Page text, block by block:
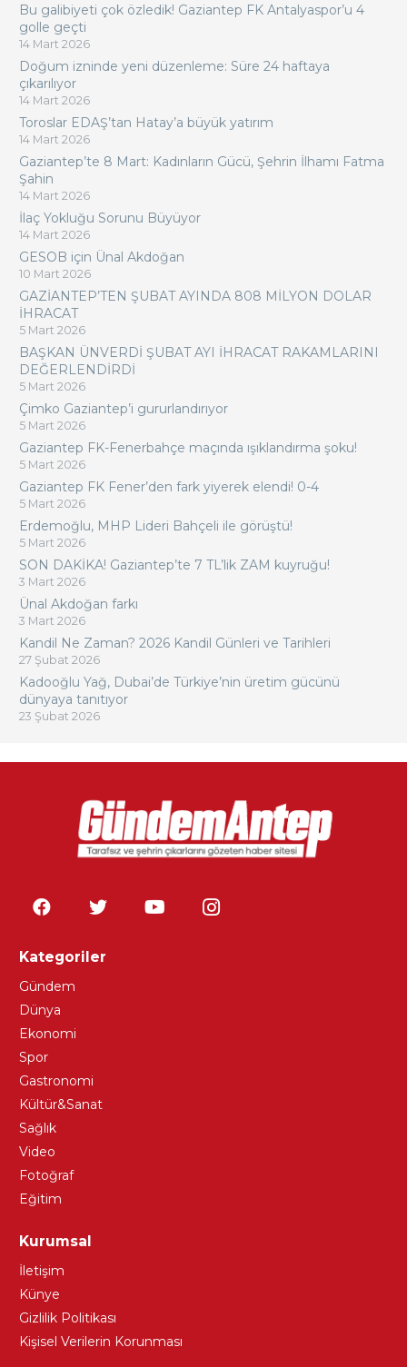
Bu galibiyeti çok özledik! Gaziantep FK Antalyaspor’u 4
golle geçti
14 Mart 2026
Doğum izninde yeni düzenleme: Süre 24 haftaya
çıkarılıyor
14 Mart 2026
Toroslar EDAŞ’tan Hatay’a büyük yatırım
14 Mart 2026
Gaziantep’te 8 Mart: Kadınların Gücü, Şehrin İlhamı Fatma
Şahin
14 Mart 2026
İlaç Yokluğu Sorunu Büyüyor
14 Mart 2026
GESOB için Ünal Akdoğan
10 Mart 2026
GAZİANTEP’TEN ŞUBAT AYINDA 808 MİLYON DOLAR
İHRACAT
5 Mart 2026
BAŞKAN ÜNVERDİ ŞUBAT AYI İHRACAT RAKAMLARINI
DEĞERLENDİRDİ
5 Mart 2026
Çimko Gaziantep’i gururlandırıyor
5 Mart 2026
Gaziantep FK-Fenerbahçe maçında ışıklandırma şoku!
5 Mart 2026
Gaziantep FK Fener’den fark yiyerek elendi! 0-4
5 Mart 2026
Erdemoğlu, MHP Lideri Bahçeli ile görüştü!
5 Mart 2026
SON DAKİKA! Gaziantep’te 7 TL’lik ZAM kuyruğu!
3 Mart 2026
Ünal Akdoğan farkı
3 Mart 2026
Kandil Ne Zaman? 2026 Kandil Günleri ve Tarihleri
27 Şubat 2026
Kadooğlu Yağ, Dubai’de Türkiye’nin üretim gücünü
dünyaya tanıtıyor
23 Şubat 2026
Kategoriler
Gündem
Dünya
Ekonomi
Spor
Gastronomi
Kültür&Sanat
Sağlık
Video
Fotoğraf
Eğitim
Kurumsal
İletişim
Künye
Gizlilik Politikası
Kişisel Verilerin Korunması